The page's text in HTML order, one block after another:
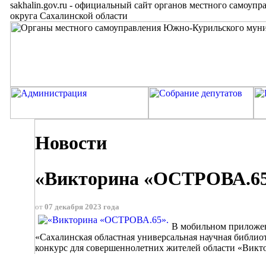
sakhalin.gov.ru - официальный сайт органов местного
округа Сахалинской области
Новости
«Викторина
от 07 декабря 2023 года
В мобильном
«Сахалинская областная универсальная научная
конкурс для совершеннолетних жителей области